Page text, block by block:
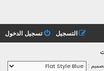
تسجيل الدخول التسجيل
: